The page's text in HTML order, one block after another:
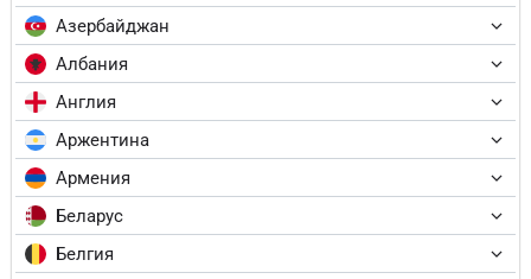
Азербайджан
Албания
Англия
Аржентина
Армения
Беларус
Белгия